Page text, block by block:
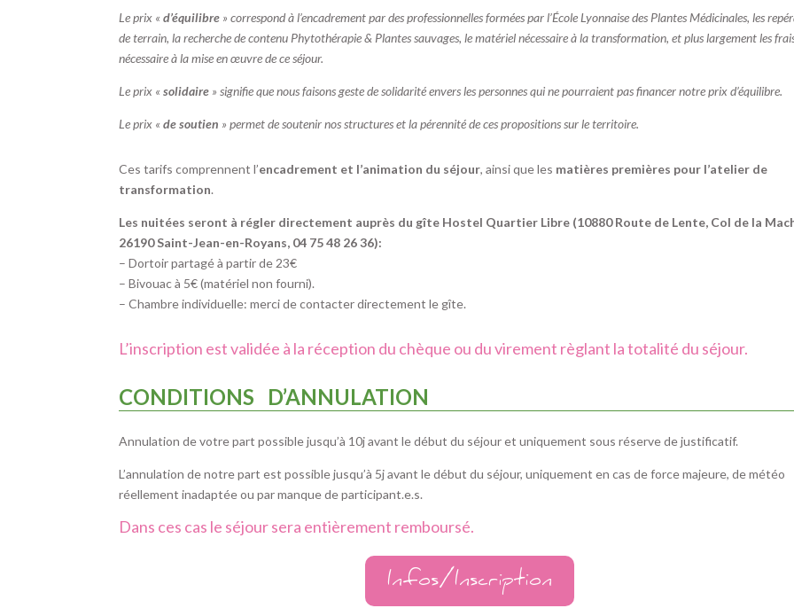
Le prix «d’équilibre » correspond à l’encadrement par des professionnelles formées par l’École Lyonnaise des Plantes Médicinales, les
de terrain, la recherche de contenu Phytothérapie & Plantes sauvages, le matériel nécessaire à la transformation, et plus largement les
nécessaire à la mise en œuvre de ce séjour.
Le prix «solidaire » signifie que nous faisons geste de solidarité envers les personnes qui ne pourraient pas financer notre prix d’équilibre.
Le prix «de soutien » permet de soutenir nos structures et la pérennité de ces propositions sur le territoire.
Ces tarifs comprennent l’encadrement et l’animation du séjour, ainsi que les matières premières pour l’atelier de
transformation.
Les nuitées seront à régler directement auprès du gîte Hostel Quartier Libre (10880 Route de Lente, Col de la
26190 Saint-Jean-en-Royans, 04 75 48 26 36):
– Dortoir partagé à partir de 23€
– Bivouac à 5€ (matériel non fourni).
– Chambre individuelle: merci de contacter directement le gîte.
L’inscription est validée à la réception du chèque ou du virement règlant la totalité du séjour.
CONDITIONS D’ANNULATION
Annulation de votre part possible jusqu’à 10j avant le début du séjour et uniquement sous réserve de justificatif.
L’annulation de notre part est possible jusqu’à 5j avant le début du séjour, uniquement en cas de force majeure, de météo
réellement inadaptée ou par manque de participant.e.s.
Dans ces cas le séjour sera entièrement remboursé.
Infos/Inscription